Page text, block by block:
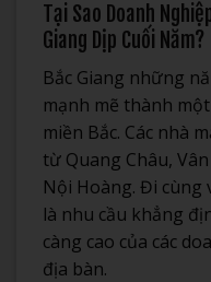
Tại Sao Doanh
Giang Dịp Cuối Năm?
Bắc Giang những
mạnh mẽ thành
miền Bắc. Các nhà
từ Quang Châu,
Nội Hoàng. Đi
là nhu cầu khẳng
càng cao của các
địa bàn.